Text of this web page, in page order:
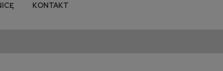
KONTAKT